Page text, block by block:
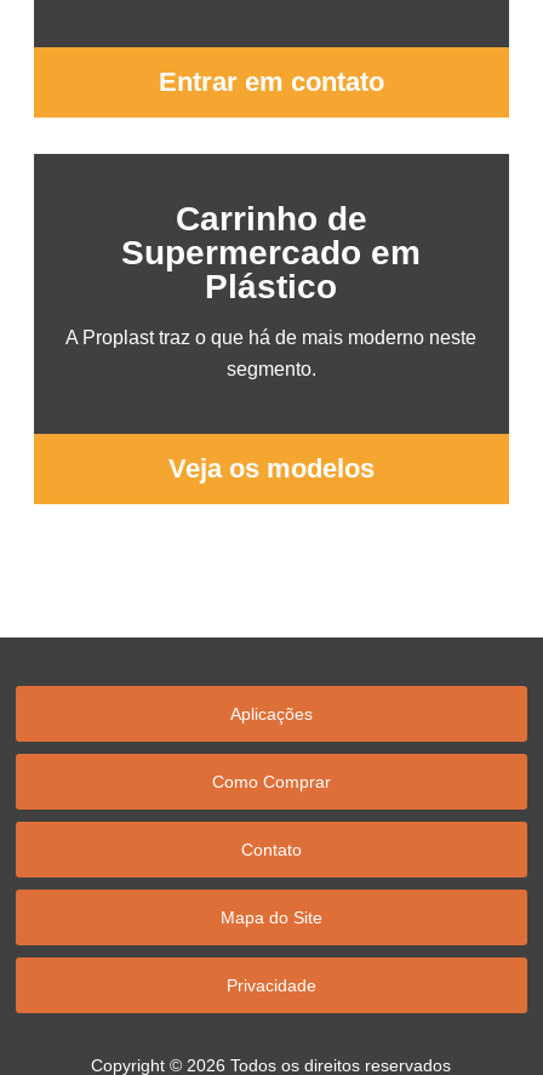
Entrar em contato
Carrinho de
Supermercado em
Plástico
A Proplast traz o que há de mais moderno neste
segmento.
Veja os modelos
Aplicações
Como Comprar
Contato
Mapa do Site
Privacidade
Copyright © 2026 Todos os direitos reservados